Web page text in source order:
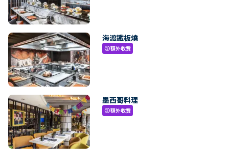
海渡鐵板燒
paid額外收費
墨西哥料理
paid額外收費